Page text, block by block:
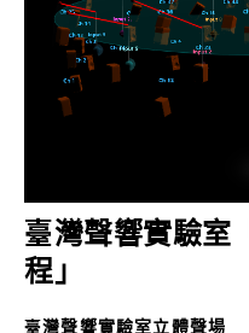
臺灣聲響實驗室
程」
臺灣聲響實驗室立體聲場